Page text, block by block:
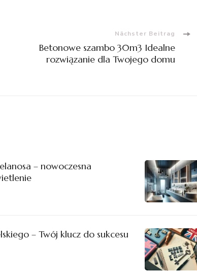
Nächster Beitrag
Betonowe szambo 30m3 Idealne
rozwiązanie dla Twojego domu
– nowoczesna
– Twój klucz do sukcesu